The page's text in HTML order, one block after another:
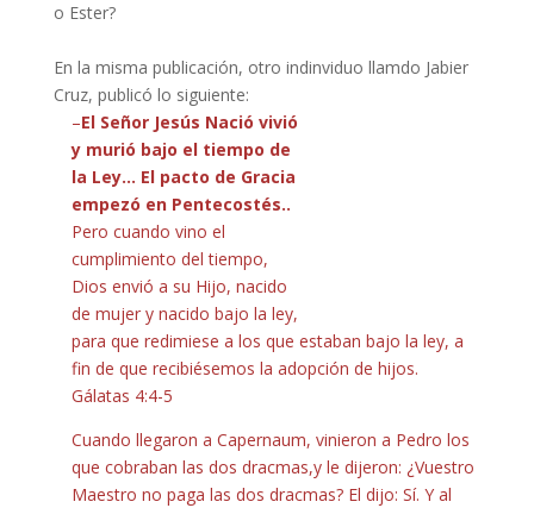
o Ester?
En la misma publicación, otro indinviduo llamdo Jabier
Cruz, publicó lo siguiente:
–El Señor Jesús Nació vivió
y murió bajo el tiempo de
la Ley… El pacto de Gracia
empezó en Pentecostés..
Pero cuando vino el
cumplimiento del tiempo,
Dios envió a su Hijo, nacido
de mujer y nacido bajo la ley,
para que redimiese a los que estaban bajo la ley, a
fin de que recibiésemos la adopción de hijos.
Gálatas 4:4-5
Cuando llegaron a Capernaum, vinieron a Pedro los
que cobraban las dos dracmas,y le dijeron: ¿Vuestro
Maestro no paga las dos dracmas? El dijo: Sí. Y al